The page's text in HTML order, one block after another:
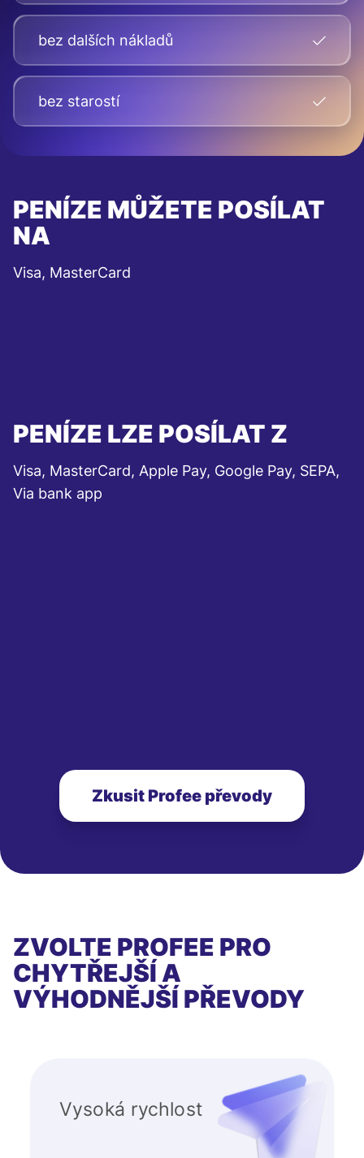
bez dalších nákladů
bez starostí
PENÍZE MŮŽETE POSÍLAT
NA
Visa, MasterCard
PENÍZE LZE POSÍLAT Z
Visa, MasterCard, Apple Pay, Google Pay, SEPA,
Via bank app
Zkusit Profee převody
ZVOLTE PROFEE PRO
CHYTŘEJŠÍ A
VÝHODNĚJŠÍ PŘEVODY
Vysoká rychlost